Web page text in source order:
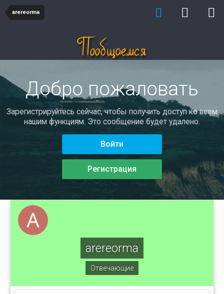
arereorma
Добро пожаловать
Зарегистрируйтесь сейчас, чтобы получить доступ ко всем
нашим функциям. Это сообщение будет удалено.
Войти
Регистрация
arereorma
Отвечающие